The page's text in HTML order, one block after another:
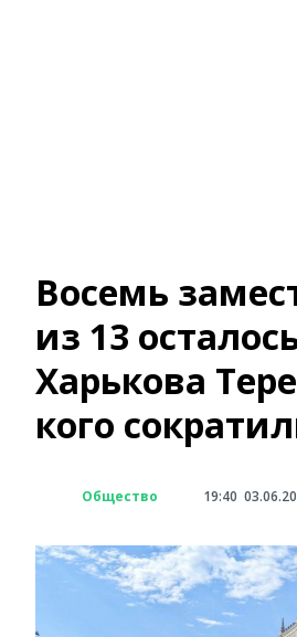
Восемь
из 13
Харькова
кого
Общество 19:40